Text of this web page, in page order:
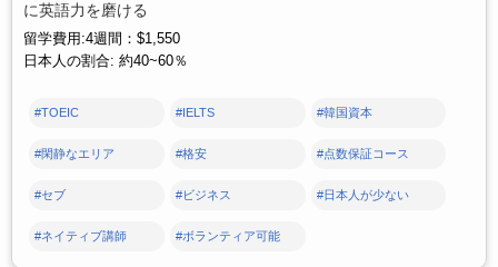
に英語力を磨ける
留学費用:4週間：$1,550
日本人の割合: 約40~60％
#TOEIC #IELTS #韓国資本
#閑静なエリア #格安 #点数保証コース
#セブ #ビジネス #日本人が少ない
#ネイティブ講師 #ボランティア可能